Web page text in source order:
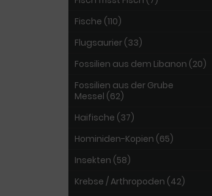
Fische (110)
Flugsaurier (33)
Fossilien aus dem Libanon (20)
Fossilien aus der Grube
Messel (62)
Haifische (37)
Hominiden-Kopien (65)
Insekten (58)
Krebse / Arthropoden (42)